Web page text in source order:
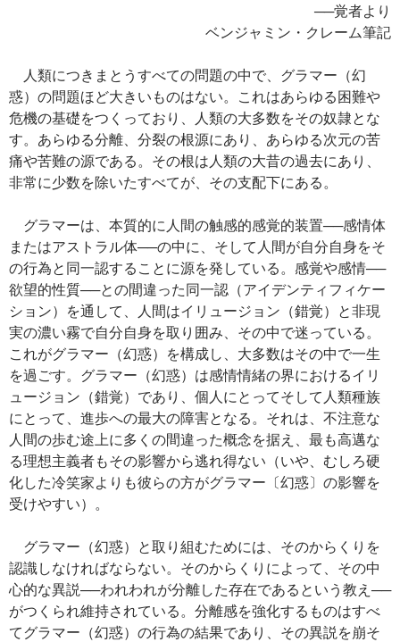
──覚者より
ベンジャミン・クレーム筆記
人類につきまとうすべての問題の中で、グラマー（幻
惑）の問題ほど大きいものはない。これはあらゆる困難や
危機の基礎をつくっており、人類の大多数をその奴隷とな
す。あらゆる分離、分裂の根源にあり、あらゆる次元の苦
痛や苦難の源である。その根は人類の大昔の過去にあり、
非常に少数を除いたすべてが、その支配下にある。
グラマーは、本質的に人間の触感的感覚的装置──感情体
またはアストラル体──の中に、そして人間が自分自身をそ
の行為と同一認することに源を発している。感覚や感情──
欲望的性質──との間違った同一認（アイデンティフィケー
ション）を通して、人間はイリュージョン（錯覚）と非現
実の濃い霧で自分自身を取り囲み、その中で迷っている。
これがグラマー（幻惑）を構成し、大多数はその中で一生
を過ごす。グラマー（幻惑）は感情情緒の界におけるイリ
ュージョン（錯覚）であり、個人にとってそして人類種族
にとって、進歩への最大の障害となる。それは、不注意な
人間の歩む途上に多くの間違った概念を据え、最も高邁な
る理想主義者もその影響から逃れ得ない（いや、むしろ硬
化した冷笑家よりも彼らの方がグラマー〔幻惑〕の影響を
受けやすい）。
グラマー（幻惑）と取り組むためには、そのからくりを
認識しなければならない。そのからくりによって、その中
心的な異説──われわれが分離した存在であるという教え──
がつくられ維持されている。分離感を強化するものはすべ
てグラマー（幻惑）の行為の結果であり、その異説を崩そ